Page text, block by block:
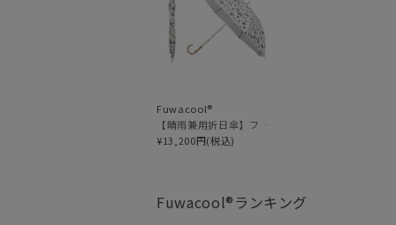
Fuwacool®
【晴雨兼用折日傘】フワクール®ホワイト（Fuwacool® White）ボタニカル 遮光100% 遮熱 UV100%
¥13,200円(税込)
Fuwacool®ランキング